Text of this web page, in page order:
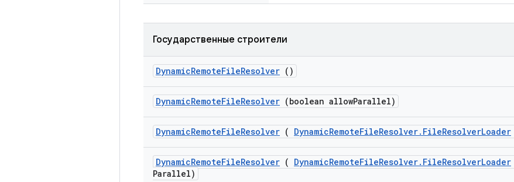
Государственные строители
DynamicRemoteFileResolver ()
DynamicRemoteFileResolver (boolean allowParallel)
DynamicRemoteFileResolver ( DynamicRemoteFileResolver. FileResolverLoader
DynamicRemoteFileResolver ( DynamicRemoteFileResolver. FileResolverLoader
Parallel)